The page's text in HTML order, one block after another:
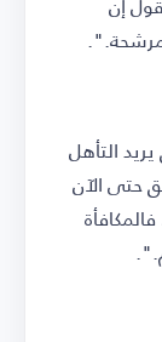
التأهل
حتى الآن